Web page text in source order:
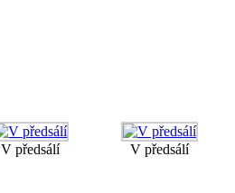
V předsálí V předsálí